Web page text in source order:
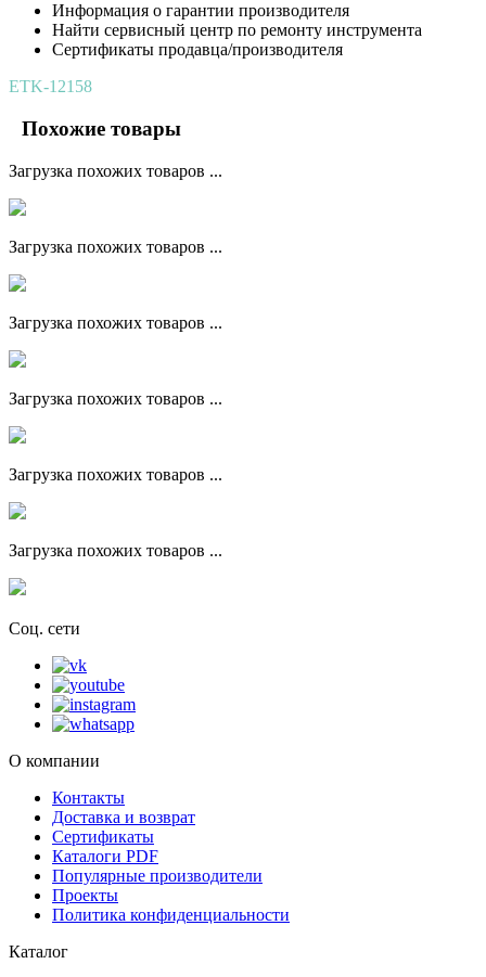
Информация о гарантии производителя
Найти сервисный центр по ремонту инструмента
Сертификаты продавца/производителя
ETK-12158
Похожие товары
Загрузка похожих товаров ...
Загрузка похожих товаров ...
Загрузка похожих товаров ...
Загрузка похожих товаров ...
Загрузка похожих товаров ...
Загрузка похожих товаров ...
Соц. сети
О компании
Контакты
Доставка и возврат
Сертификаты
Каталоги PDF
Популярные производители
Проекты
Политика конфиденциальности
Каталог